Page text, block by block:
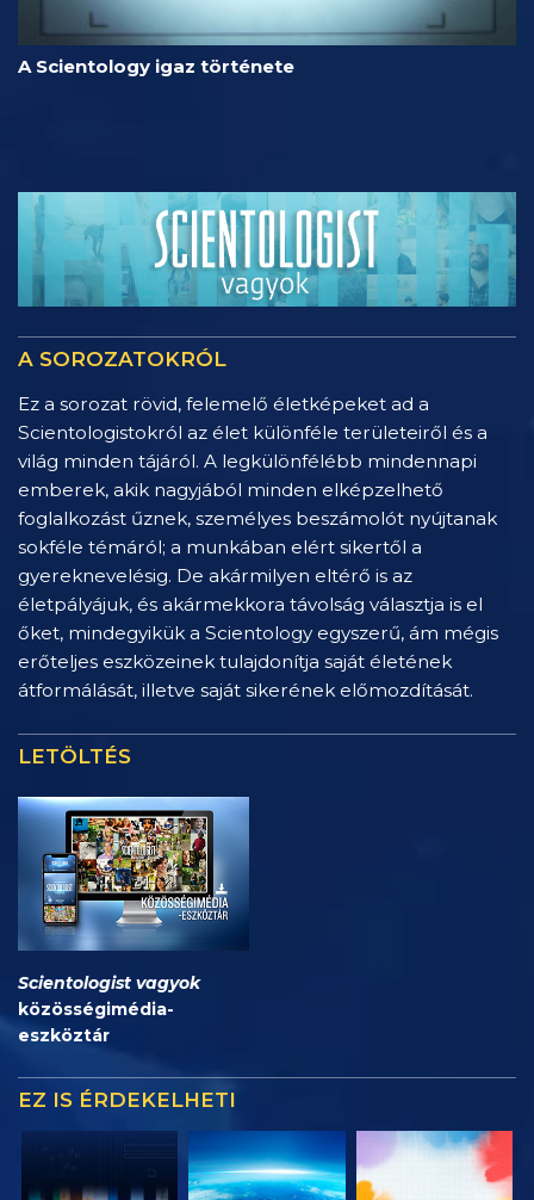
A Scientology igaz története
A SOROZATOKRÓL
Ez a sorozat rövid, felemelő életképeket ad a
Scientologistokról az élet különféle területeiről és a
világ minden tájáról. A legkülönfélébb mindennapi
emberek, akik nagyjából minden elképzelhető
foglalkozást űznek, személyes beszámolót nyújtanak
sokféle témáról; a munkában elért sikertől a
gyereknevelésig. De akármilyen eltérő is az
életpályájuk, és akármekkora távolság választja is el
őket, mindegyikük a Scientology egyszerű, ám mégis
erőteljes eszközeinek tulajdonítja saját életének
átformálását, illetve saját sikerének előmozdítását.
LETÖLTÉS
Scientologist vagyok
közösségimédia-
eszköztár
EZ IS ÉRDEKELHETI